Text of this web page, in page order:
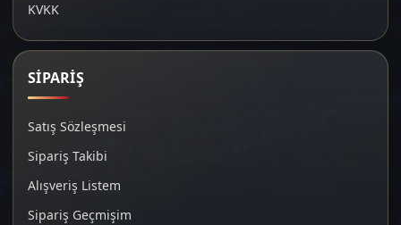
KVKK
SİPARİŞ
Satış Sözleşmesi
Sipariş Takibi
Alışveriş Listem
Sipariş Geçmişim